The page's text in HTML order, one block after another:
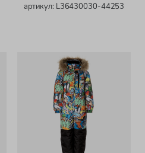
артикул: L36430030-44253